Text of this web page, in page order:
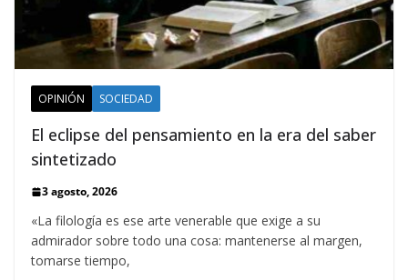
OPINIÓN SOCIEDAD
El eclipse del pensamiento en la era del saber
sintetizado
3 agosto, 2026
«La filología es ese arte venerable que exige a su
admirador sobre todo una cosa: mantenerse al margen,
tomarse tiempo,